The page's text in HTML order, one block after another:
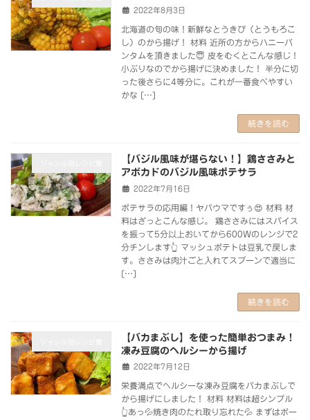
2022年8月3日
北海道の旬の味！新鮮なとうきび（とうもろこ
し）のから揚げ！ 材料 近所の方からハニーバ
ンタムを頂きました😇 皮をむくとこんな感じ！
小ぶりなのでから揚げに決めました！ 半分に切
った後さらに4等分に。これが一番食べやすい
かな […]
続きを読む
【バジル風味が堪らない！】鶏ささみと
アボカドのバジル風味ポテサラ
2022年7月16日
ポテサラの応用編！ヤバウマですぅ😍 材料 材
料はざっとこんな感じ。 鶏ささみにはスパイス
を振って5分以上おいてから600Wのレンジで2
分チンします👆 マッシュポテトは豆乳で戻しま
す。ささみは肉汁ごと入れてスプーンで適当に
[…]
続きを読む
【バカまぶし】を使った簡単おつまみ！
凍み豆腐のヘルシーから揚げ
2022年7月12日
栄養満点でヘルシーな凍み豆腐をバカまぶしで
から揚げにしました！ 材料 材料は超シンプル
👆あっ💦焼き肉のたれ取り忘れた💦 まずはボー